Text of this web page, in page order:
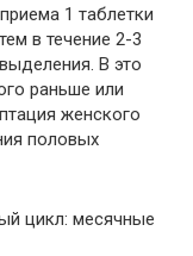
1 таблетки
в течение 2-3
В это
раньше или
женского
половых
цикл: месячные